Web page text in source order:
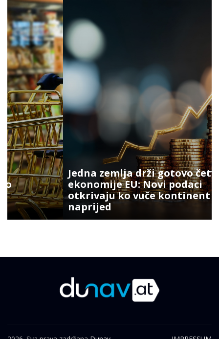
Jedna zemlja drži gotovo četvrtinu
ekonomije EU: Novi podaci
otkrivaju ko vuče kontinent
naprijed